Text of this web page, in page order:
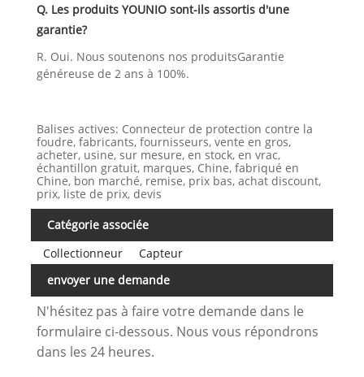
Q. Les produits YOUNIO sont-ils assortis d'une
garantie?
R. Oui. Nous soutenons nos produitsGarantie
généreuse de 2 ans à 100%.
Balises actives: Connecteur de protection contre la
foudre, fabricants, fournisseurs, vente en gros,
acheter, usine, sur mesure, en stock, en vrac,
échantillon gratuit, marques, Chine, fabriqué en
Chine, bon marché, remise, prix bas, achat discount,
prix, liste de prix, devis
Catégorie associée
Collectionneur
Capteur
envoyer une demande
N'hésitez pas à faire votre demande dans le
formulaire ci-dessous. Nous vous répondrons
dans les 24 heures.